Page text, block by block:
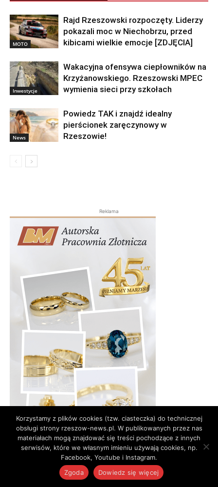
MOTO
Rajd Rzeszowski rozpoczęty. Liderzy
pokazali moc w Niechobrzu, przed
kibicami wielkie emocje [ZDJĘCIA]
Inwestycje
Wakacyjna ofensywa ciepłowników na
Krzyżanowskiego. Rzeszowski MPEC
wymienia sieci przy szkołach
News
Powiedz TAK i znajdź idealny
pierścionek zaręczynowy w
Rzeszowie!
Reklama
Korzystamy z plików cookies (tzw. ciasteczka) do technicznej
obsługi strony rzeszow-news.pl. W publikowanych przez nas
materiałach mogą znajdować się treści pochodzące z innych
serwisów, które we własnym imieniu używają cookies, np.
Facebook, Youtube i Instagram.
Zgoda
Dowiedz się więcej